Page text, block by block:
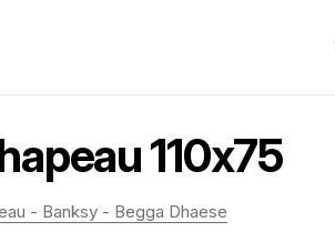
110x75
- Banksy - Begga Dhaese